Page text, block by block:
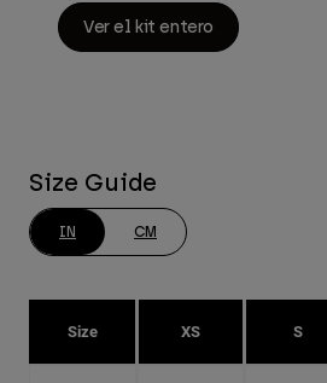
Ver el kit entero
Size Guide
IN CM
Size XS S